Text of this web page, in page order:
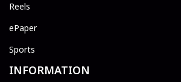
Reels
ePaper
Sports
INFORMATION